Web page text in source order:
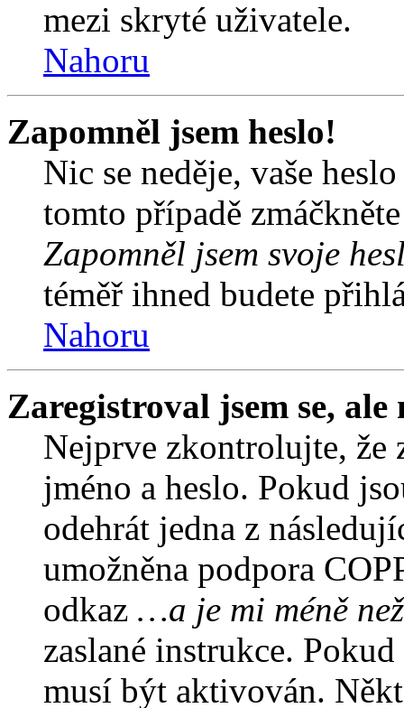
mezi skryté uživatele.
Nahoru
Zapomněl jsem heslo!
Nic se neděje, vaše
tomto případě
Zapomněl jsem svoje
téměř ihned budete
Nahoru
Zaregistroval jsem se,
Nejprve zkontrolujte, že
jméno a heslo. Pokud
odehrát jedna z
umožněna podpora
odkaz …a je mi méně
zaslané instrukce.
musí být aktivován.